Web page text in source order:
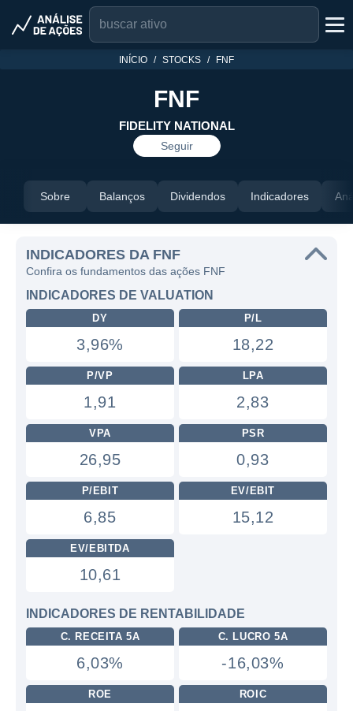
INÍCIO STOCKS FNF
FNF
FIDELITY NATIONAL
Seguir
Sobre Balanços Dividendos Indicadores
INDICADORES DA FNF
Confira os fundamentos das ações FNF
INDICADORES DE VALUATION
DY
3,96%
P/L
18,22
P/VP
1,91
LPA
2,83
VPA
26,95
PSR
0,93
P/EBIT
6,85
EV/EBIT
15,12
EV/EBITDA
10,61
INDICADORES DE RENTABILIDADE
C. RECEITA 5A
6,03%
C. LUCRO 5A
-16,03%
ROE ROIC